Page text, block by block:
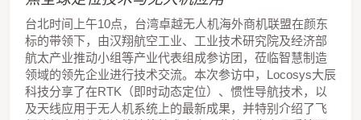
台北时间上午10点，台湾卓越无人机海外商机联盟在颜东
标的带领下，由汉翔航空工业、工业技术研究院及经济部
航太产业推动小组等产业代表组成参访团，莅临智慧制造
领域的领先企业进行技术交流。本次参访中，Locosys大辰
科技分享了在RTK（即时动态定位）、惯性导航技术，以
及天线应用于无人机系统上的最新成果，并特别介绍了飞